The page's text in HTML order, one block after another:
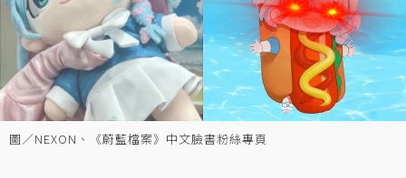
圖／NEXON、《蔚藍檔案》中文臉書粉絲專頁